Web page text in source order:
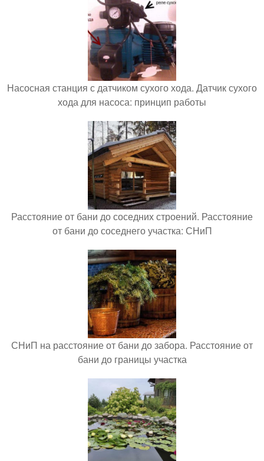
Насосная станция с датчиком сухого хода. Датчик сухого
хода для насоса: принцип работы
Расстояние от бани до соседних строений. Расстояние
от бани до соседнего участка: СНиП
СНиП на расстояние от бани до забора. Расстояние от
бани до границы участка